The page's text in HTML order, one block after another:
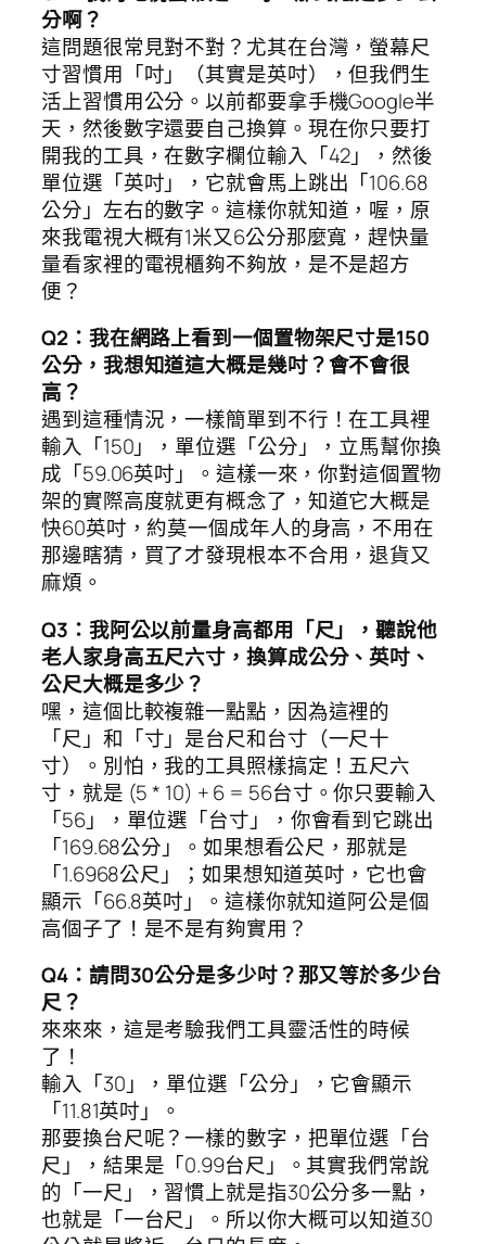
分啊？
這問題很常見對不對？尤其在台灣，螢幕尺
寸習慣用「吋」（其實是英吋），但我們生
活上習慣用公分。以前都要拿手機Google半
天，然後數字還要自己換算。現在你只要打
開我的工具，在數字欄位輸入「42」，然後
單位選「英吋」，它就會馬上跳出「106.68
公分」左右的數字。這樣你就知道，喔，原
來我電視大概有1米又6公分那麼寬，趕快量
量看家裡的電視櫃夠不夠放，是不是超方
便？
Q2：我在網路上看到一個置物架尺寸是150
公分，我想知道這大概是幾吋？會不會很
高？
遇到這種情況，一樣簡單到不行！在工具裡
輸入「150」，單位選「公分」，立馬幫你換
成「59.06英吋」。這樣一來，你對這個置物
架的實際高度就更有概念了，知道它大概是
快60英吋，約莫一個成年人的身高，不用在
那邊瞎猜，買了才發現根本不合用，退貨又
麻煩。
Q3：我阿公以前量身高都用「尺」，聽說他
老人家身高五尺六寸，換算成公分、英吋、
公尺大概是多少？
嘿，這個比較複雜一點點，因為這裡的
「尺」和「寸」是台尺和台寸（一尺十
寸）。別怕，我的工具照樣搞定！五尺六
寸，就是 (5 * 10) + 6 = 56台寸。你只要輸入
「56」，單位選「台寸」，你會看到它跳出
「169.68公分」。如果想看公尺，那就是
「1.6968公尺」；如果想知道英吋，它也會
顯示「66.8英吋」。這樣你就知道阿公是個
高個子了！是不是有夠實用？
Q4：請問30公分是多少吋？那又等於多少台
尺？
來來來，這是考驗我們工具靈活性的時候
了！
輸入「30」，單位選「公分」，它會顯示
「11.81英吋」。
那要換台尺呢？一樣的數字，把單位選「台
尺」，結果是「0.99台尺」。其實我們常說
的「一尺」，習慣上就是指30公分多一點，
也就是「一台尺」。所以你大概可以知道30